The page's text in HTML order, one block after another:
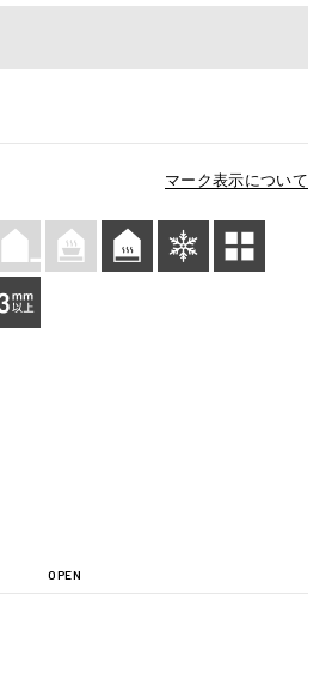
マーク表示について
OPEN